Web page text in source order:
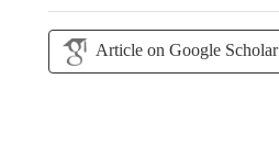
Article on Google Scholar